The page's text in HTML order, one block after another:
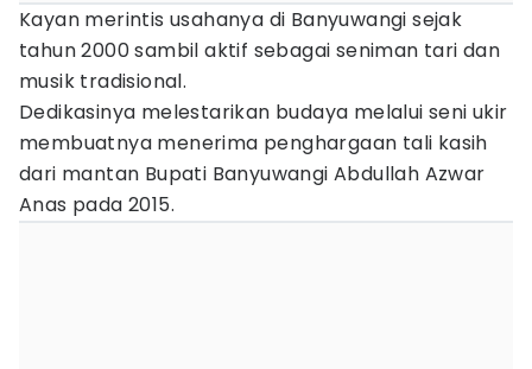
Kayan merintis usahanya di Banyuwangi sejak
tahun 2000 sambil aktif sebagai seniman tari dan
musik tradisional.
Dedikasinya melestarikan budaya melalui seni ukir
membuatnya menerima penghargaan tali kasih
dari mantan Bupati Banyuwangi Abdullah Azwar
Anas pada 2015.